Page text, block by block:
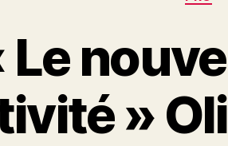
Le
»